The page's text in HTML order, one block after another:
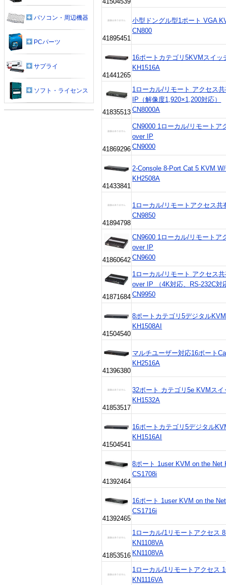
41895451
小型ドングル型1ポート VGA
CN800
41441265
16ポートカテゴリ5KVMスイッ
KH1516A
41835513
1ローカル/リモート アクセス
IP（解像度1,920×1,200対応）
CN8000A
41869296
CN9000 1ローカル/リモートア
over IP
CN9000
41433841
2-Console 8-Port Cat 5 KVM
KH2508A
41894798
1ローカル/リモートアクセス
CN9850
41860642
CN9600 1ローカル/リモートア
over IP
CN9600
41871684
1ローカル/リモート アクセス
over IP （4K対応、RS-232C対
CN9950
41504540
8ポートカテゴリ5デジタル
KH1508AI
41396380
マルチユーザー対応16ポート
KH2516A
41853517
32ポート カテゴリ5e KVMス
KH1532A
41504541
16ポートカテゴリ5デジタル
KH1516AI
41392464
8ポート 1user KVM on the Net
CS1708i
41392465
16ポート 1user KVM on the
CS1716i
41853516
1ローカル/1リモートアクセス
KN1108VA
KN1108VA
1ローカル/1リモートアクセス
KN1116VA
パソコン・周辺機器
PCパーツ
サプライ
ソフト・ライセンス